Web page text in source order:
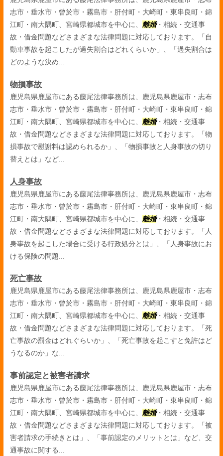
志市・垂水市・曾於市・霧島市・肝付町・大崎町・東串良町・錦
江町・南大隅町、宮崎県都城市を中心に、 離婚・相続・交通事
故・借金問題などさまざまな法律問題に対応しております。「自
動車事故を起こしたが過失割合はどれくらいか」、「過失割合は
どのような決め...
物損事故
鹿児島県鹿屋市にある藤尾法律事務所は、鹿児島県鹿屋市・志布
志市・垂水市・曾於市・霧島市・肝付町・大崎町・東串良町・錦
江町・南大隅町、宮崎県都城市を中心に、 離婚・相続・交通事
故・借金問題などさまざまな法律問題に対応しております。「物
損事故で慰謝料は認められるか」、「物損事故と人身事故の切り
替えとは」など...
人身事故
鹿児島県鹿屋市にある藤尾法律事務所は、鹿児島県鹿屋市・志布
志市・垂水市・曾於市・霧島市・肝付町・大崎町・東串良町・錦
江町・南大隅町、宮崎県都城市を中心に、 離婚・相続・交通事
故・借金問題などさまざまな法律問題に対応しております。「人
身事故を起こした場合に受ける行政処分とは」、「人身事故にお
ける保険の問題...
死亡事故
鹿児島県鹿屋市にある藤尾法律事務所は、鹿児島県鹿屋市・志布
志市・垂水市・曾於市・霧島市・肝付町・大崎町・東串良町・錦
江町・南大隅町、宮崎県都城市を中心に、 離婚・相続・交通事
故・借金問題などさまざまな法律問題に対応しております。「死
亡事故の罰金はどれぐらいか」、「死亡事故を起こすと免許はど
うなるのか」な...
事前認定と被害者請求
鹿児島県鹿屋市にある藤尾法律事務所は、鹿児島県鹿屋市・志布
志市・垂水市・曾於市・霧島市・肝付町・大崎町・東串良町・錦
江町・南大隅町、宮崎県都城市を中心に、 離婚・相続・交通事
故・借金問題などさまざまな法律問題に対応しております。「被
害者請求の手続きとは」、「事前認定のメリットとは」など、交
通事故に関する...